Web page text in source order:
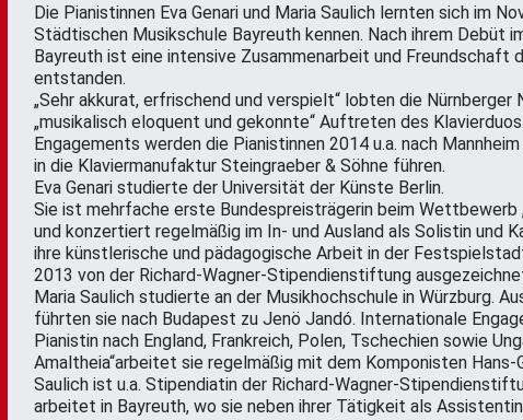
Die Pianistinnen Eva Genari und Maria Saulich lernten sich im
Städtischen Musikschule Bayreuth kennen. Nach ihrem Debüt
Bayreuth ist eine intensive Zusammenarbeit und Freundschaft
entstanden.
„Sehr akkurat, erfrischend und verspielt“ lobten die Nürnberger
„musikalisch eloquent und gekonnte“ Auftreten des Klavierduos.
Engagements werden die Pianistinnen 2014 u.a. nach
in die Klaviermanufaktur Steingraeber & Söhne führen.
Eva Genari studierte der Universität der Künste Berlin.
Sie ist mehrfache erste Bundespreisträgerin beim Wettbewerb
und konzertiert regelmäßig im In- und Ausland als Solistin und
ihre künstlerische und pädagogische Arbeit in der
2013 von der Richard-Wagner-Stipendienstiftung
Maria Saulich studierte an der Musikhochschule in Würzburg.
führten sie nach Budapest zu Jenö Jandó. Internationale
Pianistin nach England, Frankreich, Polen, Tschechien sowie
Amaltheia“arbeitet sie regelmäßig mit dem Komponisten Hans-
Saulich ist u.a. Stipendiatin der Richard-Wagner-
arbeitet in Bayreuth, wo sie neben ihrer Tätigkeit als